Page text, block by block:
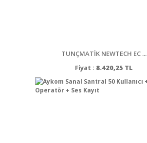
TUNÇMATİK NEWTECH EC ...
Fiyat : 8.420,25 TL